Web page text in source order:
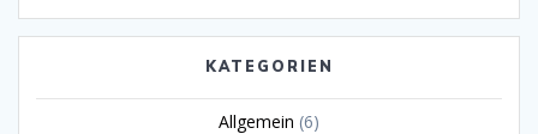
KATEGORIEN
Allgemein (6)